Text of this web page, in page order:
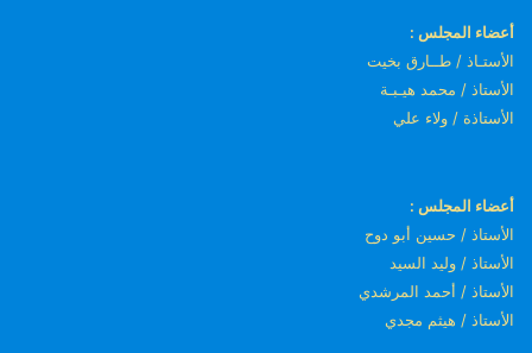
أعضاء المجلس :
الأستـاذ / طــارق بخيت
الأستاذ / محمد هيـبـة
الأستاذة / ولاء علي
أعضاء المجلس :
الأستاذ / حسين أبو دوح
الأستاذ / وليد السيد
الأستاذ / أحمد المرشدي
الأستاذ / هيثم مجدي